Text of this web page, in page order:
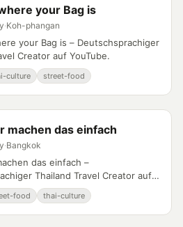
your Bag is
·Koh-phangan
your Bag is – Deutschsprachiger
Creator auf YouTube.
culture street-food
machen das einfach
·Bangkok
das einfach –
Thailand Travel Creator auf
food thai-culture